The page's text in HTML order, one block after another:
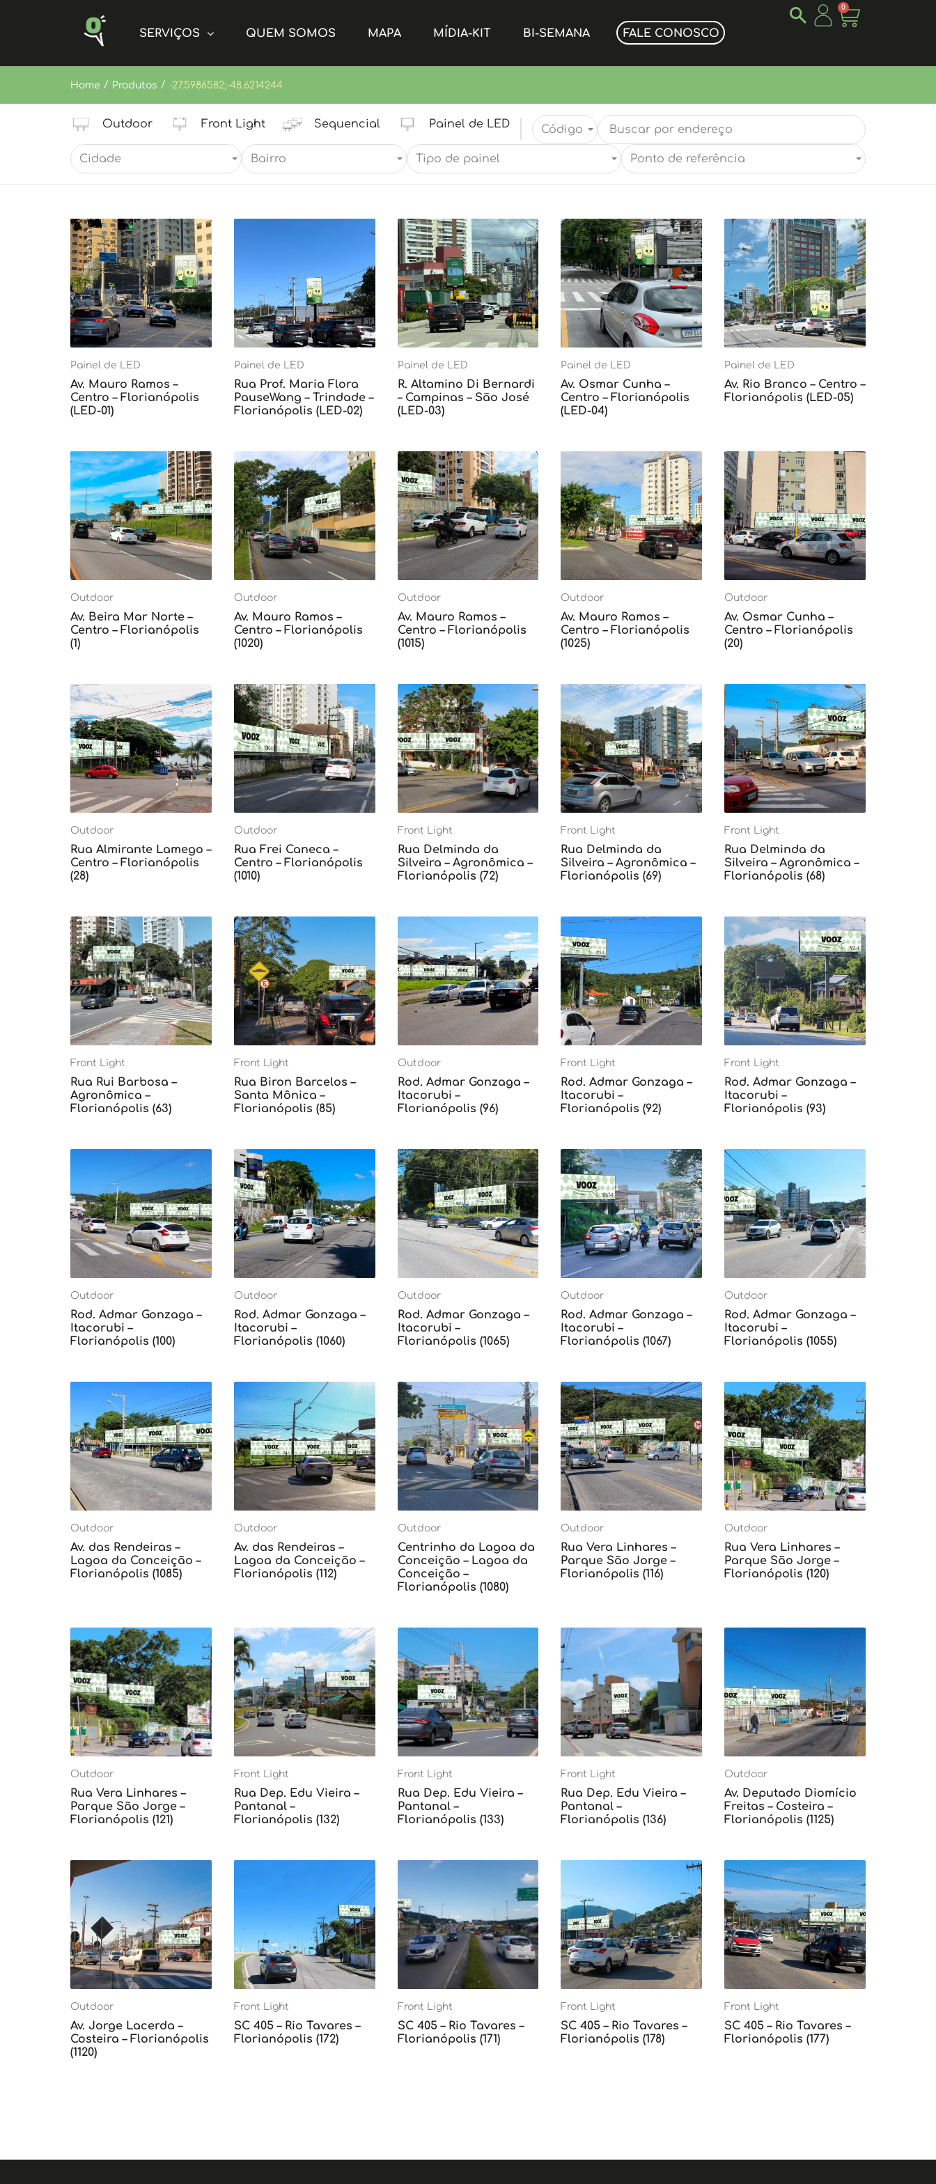
SERVIÇOS QUEM SOMOS MAPA MÍDIA-KIT BI-SEMANA FALE CONOSCO
0
Home / Produtos / -27.5986582;-48.6214244
Outdoor Front Light Sequencial Painel de LED Código
Cidade Bairro Tipo de painel Ponto de referência
Painel de LED
Av. Mauro Ramos –
Centro – Florianópolis
(LED-01)
Painel de LED
Rua Prof. Maria Flora
PauseWang – Trindade –
Florianópolis (LED-02)
Painel de LED
R. Altamino Di Bernardi
– Campinas – São José
(LED-03)
Painel de LED
Av. Osmar Cunha –
Centro – Florianópolis
(LED-04)
Painel de LED
Av. Rio Branco – Centro –
Florianópolis (LED-05)
Outdoor
Av. Beira Mar Norte –
Centro – Florianópolis
(1)
Outdoor
Av. Mauro Ramos –
Centro – Florianópolis
(1020)
Outdoor
Av. Mauro Ramos –
Centro – Florianópolis
(1015)
Outdoor
Av. Mauro Ramos –
Centro – Florianópolis
(1025)
Outdoor
Av. Osmar Cunha –
Centro – Florianópolis
(20)
Outdoor
Rua Almirante Lamego –
Centro – Florianópolis
(28)
Outdoor
Rua Frei Caneca –
Centro – Florianópolis
(1010)
Front Light
Rua Delminda da
Silveira – Agronômica –
Florianópolis (72)
Front Light
Rua Delminda da
Silveira – Agronômica –
Florianópolis (69)
Front Light
Rua Delminda da
Silveira – Agronômica –
Florianópolis (68)
Front Light
Rua Rui Barbosa –
Agronômica –
Florianópolis (63)
Front Light
Rua Biron Barcelos –
Santa Mônica –
Florianópolis (85)
Outdoor
Rod. Admar Gonzaga –
Itacorubi –
Florianópolis (96)
Front Light
Rod. Admar Gonzaga –
Itacorubi –
Florianópolis (92)
Front Light
Rod. Admar Gonzaga –
Itacorubi –
Florianópolis (93)
Outdoor
Rod. Admar Gonzaga –
Itacorubi –
Florianópolis (100)
Outdoor
Rod. Admar Gonzaga –
Itacorubi –
Florianópolis (1060)
Outdoor
Rod. Admar Gonzaga –
Itacorubi –
Florianópolis (1065)
Outdoor
Rod. Admar Gonzaga –
Itacorubi –
Florianópolis (1067)
Outdoor
Rod. Admar Gonzaga –
Itacorubi –
Florianópolis (1055)
Outdoor
Av. das Rendeiras –
Lagoa da Conceição –
Florianópolis (1085)
Outdoor
Av. das Rendeiras –
Lagoa da Conceição –
Florianópolis (112)
Outdoor
Centrinho da Lagoa da
Conceição – Lagoa da
Conceição –
Florianópolis (1080)
Outdoor
Rua Vera Linhares –
Parque São Jorge –
Florianópolis (116)
Outdoor
Rua Vera Linhares –
Parque São Jorge –
Florianópolis (120)
Outdoor
Rua Vera Linhares –
Parque São Jorge –
Florianópolis (121)
Front Light
Rua Dep. Edu Vieira –
Pantanal –
Florianópolis (132)
Front Light
Rua Dep. Edu Vieira –
Pantanal –
Florianópolis (133)
Front Light
Rua Dep. Edu Vieira –
Pantanal –
Florianópolis (136)
Outdoor
Av. Deputado Diomício
Freitas – Costeira –
Florianópolis (1125)
Outdoor
Av. Jorge Lacerda –
Costeira – Florianópolis
(1120)
Front Light
SC 405 – Rio Tavares –
Florianópolis (172)
Front Light
SC 405 – Rio Tavares –
Florianópolis (171)
Front Light
SC 405 – Rio Tavares –
Florianópolis (178)
Front Light
SC 405 – Rio Tavares –
Florianópolis (177)